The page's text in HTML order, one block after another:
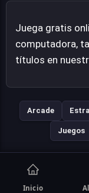
Inicio
Juega gratis
computadora,
títulos en
Arcade
Juegos
Juegos